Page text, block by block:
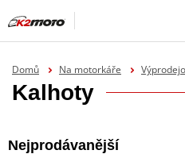
Domů Na motorkáře
Kalhoty
Nejprodávanější